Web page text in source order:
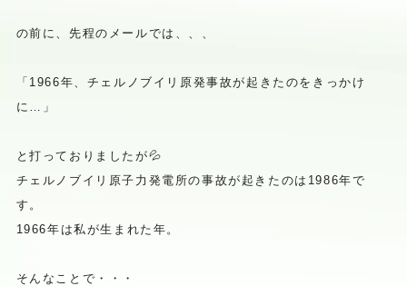
の前に、先程のメールでは、、、
「1966年、チェルノブイリ原発事故が起きたのをきっかけ
に…」
と打っておりましたが💦
チェルノブイリ原子力発電所の事故が起きたのは1986年で
す。
1966年は私が生まれた年。
そんなことで・・・